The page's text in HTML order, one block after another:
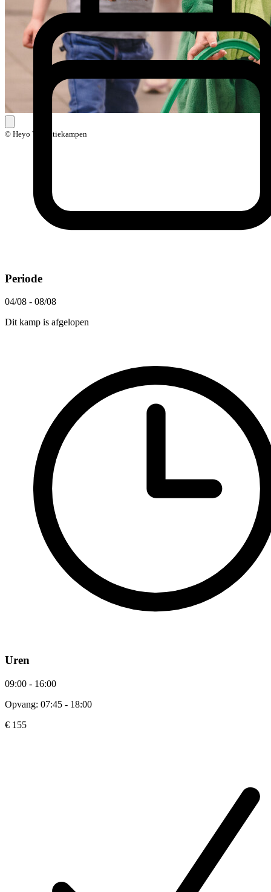
© Heyo Vakantiekampen
Periode
04/08 - 08/08
Dit kamp is afgelopen
Uren
09:00 - 16:00
Opvang: 07:45 - 18:00
€ 155